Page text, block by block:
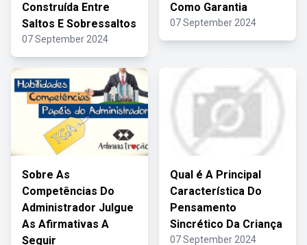
Construída Entre
Saltos E Sobressaltos
07 September 2024
Como Garantia
07 September 2024
Sobre As
Competências Do
Administrador Julgue
As Afirmativas A
Seguir
Qual é A Principal
Característica Do
Pensamento
Sincrético Da Criança
07 September 2024